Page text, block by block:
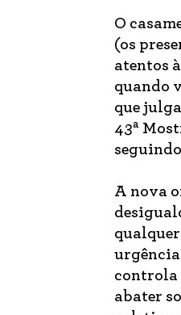
O
(os
atentos
quando
que
43a
A nova
urgência
controla
abater